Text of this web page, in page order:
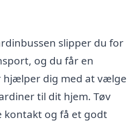
slipper du for
og du får en
hjælper dig med at vælge
til dit hjem. Tøv
kontakt og få et godt